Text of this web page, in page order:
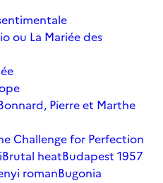
ou La Mariée des
Pierre et Marthe
Challenge for Perfection
Brutal heatBudapest 1957
romanBugonia